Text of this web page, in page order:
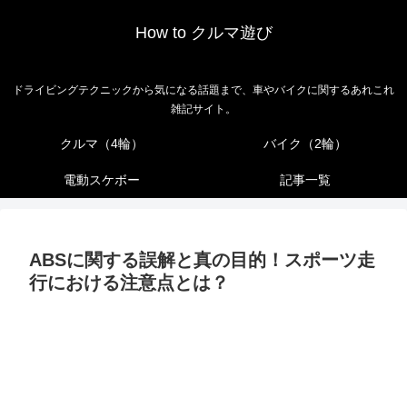
How to クルマ遊び
ドライビングテクニックから気になる話題まで、車やバイクに関するあれこれ
雑記サイト。
クルマ（4輪） バイク（2輪）
電動スケボー 記事一覧
ABSに関する誤解と真の目的！スポーツ走
行における注意点とは？